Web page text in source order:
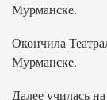
Мурманске.
Окончила
Мурманске.
Далее училась